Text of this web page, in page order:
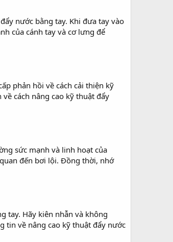
nước bằng tay. Khi đưa tay vào
của cánh tay và cơ lưng để
phản hồi về cách cải thiện kỹ
cách nâng cao kỹ thuật đẩy
sức mạnh và linh hoạt của
đến bơi lội. Đồng thời, nhớ
tay. Hãy kiên nhẫn và không
tin về nâng cao kỹ thuật đẩy nước